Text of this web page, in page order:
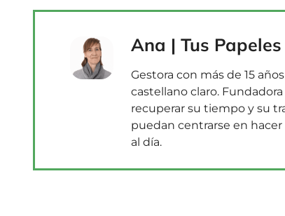
Ana | Tus
Gestora con más de 15
castellano claro.
recuperar su tiempo y su
puedan centrarse en
al día.